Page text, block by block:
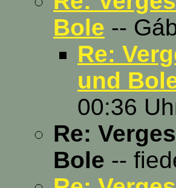
Bole --
Re:
und
00:36
Re:
Bole --